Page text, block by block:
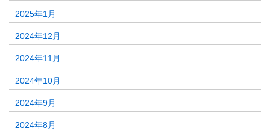
2025年1月
2024年12月
2024年11月
2024年10月
2024年9月
2024年8月